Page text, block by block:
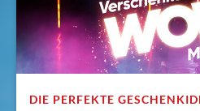
DIE PERFEKTE